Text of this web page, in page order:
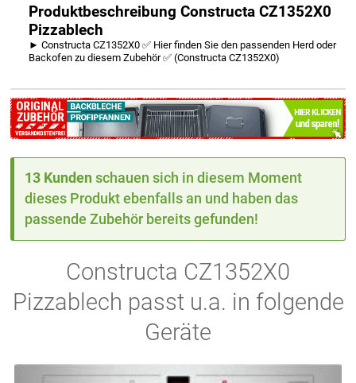
Produktbeschreibung Constructa CZ1352X0
Pizzablech
► Constructa CZ1352X0 ✅ Hier finden Sie den passenden Herd oder
Backofen zu diesem Zubehör ✅ (Constructa CZ1352X0)
13 Kunden schauen sich in diesem Moment
dieses Produkt ebenfalls an und haben das
passende Zubehör bereits gefunden!
Constructa CZ1352X0
Pizzablech passt u.a. in folgende
Geräte